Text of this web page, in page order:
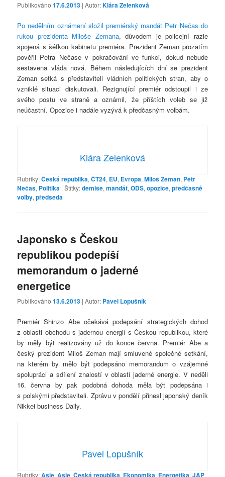
Publikováno17.6.2013 | Autor:Klára Zelenková
Po nedělním oznámení složil premiérský mandát Petr Nečas do
rukou prezidenta Miloše Zemana, důvodem je policejní razie
spojená s šéfkou kabinetu premiéra. Prezident Zeman prozatím
pověřil Petra Nečase v pokračování ve funkci, dokud nebude
sestavena vláda nová. Během následujících dní se prezident
Zeman setká s představiteli vládních politických stran, aby o
vzniklé situaci diskutovali. Rezignující premiér odstoupil i ze
svého postu ve straně a oznámil, že příštích voleb se již
neúčastní. Opozice i nadále vyzývá k předčasným volbám.
Klára Zelenková
Rubriky:Česká republika,ČT24, EU, Evropa,Miloš Zeman, Petr
Nečas, Politika |Štítky:demise,mandát,ODS,opozice,předčasné
volby,předseda
Japonsko s Českou
republikou podepíší
memorandum o jaderné
energetice
Publikováno13.6.2013 | Autor: Pavel Lopušník
Premiér Shinzo Abe očekává podepsání strategických dohod
z oblasti obchodu s jadernou energií s Českou republikou, které
by měly být realizovány už do konce června. Premiér Abe a
český prezident Miloš Zeman mají smluvené společné setkání,
na kterém by mělo být podepsáno memorandum o vzájemné
spolupráci a sdílení znalostí v oblasti jaderné energie. V neděli
16. června by pak podobná dohoda měla být podepsána i
s polskými představiteli. Zprávu v pondělí přinesl japonský deník
Nikkei business Daily.
Pavel Lopušník
Rubriky:Asie,Asie,Česká republika, Ekonomika, Energetika,JAP,